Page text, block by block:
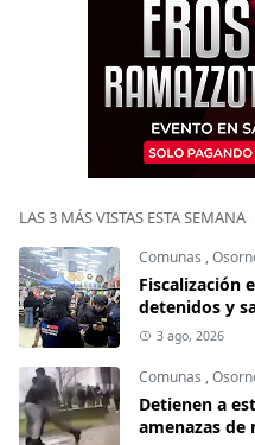
LAS 3 MÁS VISTAS ESTA SEMANA
Comunas ,
Fiscalización
detenidos y
3 ago, 2026
Comunas ,
Detienen a
amenazas